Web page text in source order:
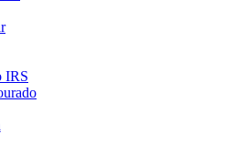
IRS